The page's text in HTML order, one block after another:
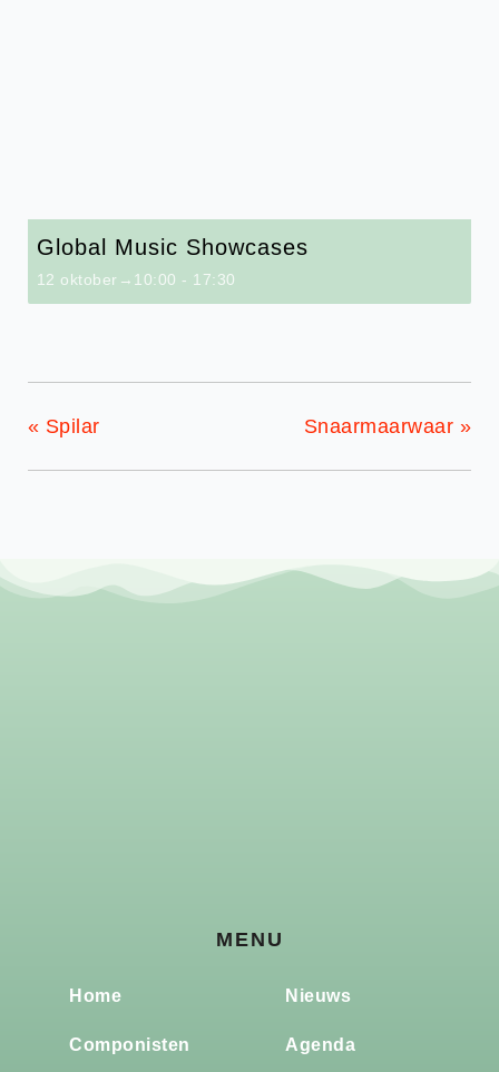
Global Music Showcases
12 oktober→10:00 - 17:30
« Spilar Snaarmaarwaar »
MENU
Home
Componisten
Nieuws
Agenda